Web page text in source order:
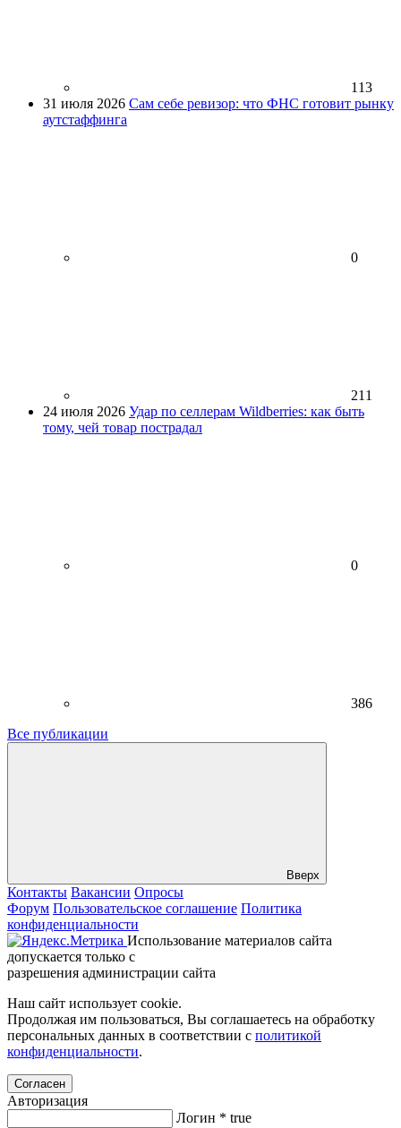
113
31 июля 2026 Сам себе ревизор: что ФНС готовит рынку
аутстаффинга
0
211
24 июля 2026 Удар по селлерам Wildberries: как быть
тому, чей товар пострадал
0
386
Все публикации
Вверх
Контакты Вакансии Опросы
Форум Пользовательское соглашение Политика
конфиденциальности
Использование материалов сайта
допускается только с
разрешения администрации сайта
Наш сайт использует cookie.
Продолжая им пользоваться, Вы соглашаетесь на обработку
персональных данных в соответствии с политикой
конфиденциальности.
Согласен
Авторизация
Логин * true